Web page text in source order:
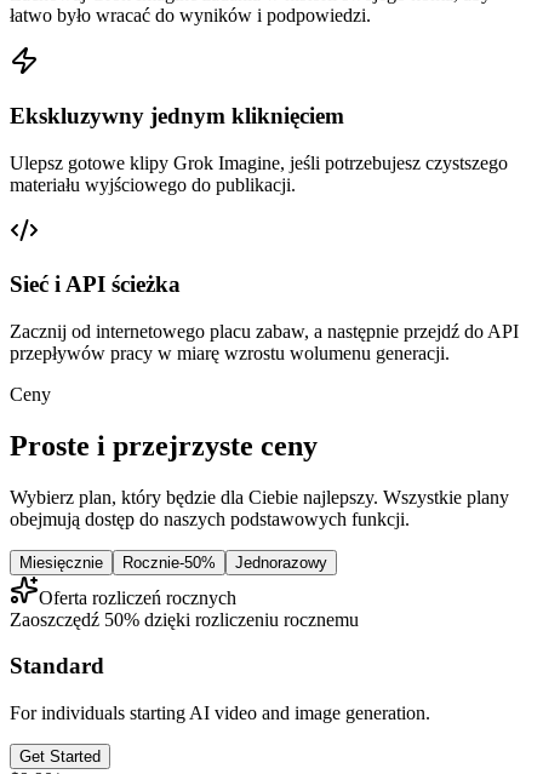
łatwo było wracać do wyników i podpowiedzi.
Ekskluzywny jednym kliknięciem
Ulepsz gotowe klipy Grok Imagine, jeśli potrzebujesz czystszego
materiału wyjściowego do publikacji.
Sieć i API ścieżka
Zacznij od internetowego placu zabaw, a następnie przejdź do API
przepływów pracy w miarę wzrostu wolumenu generacji.
Ceny
Proste i przejrzyste ceny
Wybierz plan, który będzie dla Ciebie najlepszy. Wszystkie plany
obejmują dostęp do naszych podstawowych funkcji.
Miesięcznie Rocznie-50% Jednorazowy
Oferta rozliczeń rocznych
Zaoszczędź 50% dzięki rozliczeniu rocznemu
Standard
For individuals starting AI video and image generation.
Get Started